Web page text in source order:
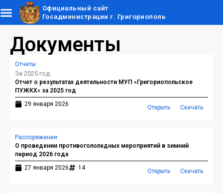
Официальный сайт
Госадминистрации г. Григориополь
Документы
Отчеты
За 2025 год
Отчет о результатах деятельности МУП «Григориопольское
ПУЖКХ» за 2025 год
29 января 2026
Открыть Скачать
Распоряжения
О проведении противогололедных мероприятий в зимний
период 2026 года
27 января 2026
14 Открыть Скачать